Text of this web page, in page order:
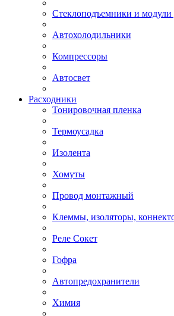
Стеклоподъемники и модули
Автохолодильники
Компрессоры
Автосвет
Расходники
Тонировочная пленка
Термоусадка
Изолента
Хомуты
Провод монтажный
Клеммы, изоляторы,
Реле Сокет
Гофра
Автопредохранители
Химия